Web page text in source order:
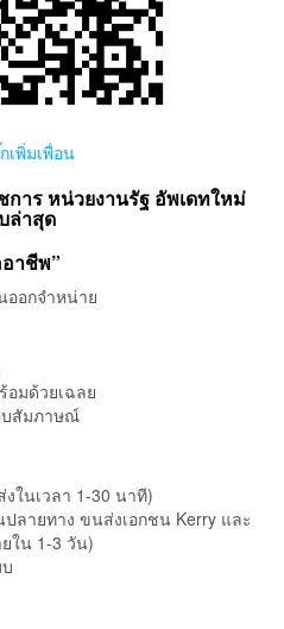
เพิ่มเพื่อน
าร หน่วยงานรัฐ อัพเดทใหม่
ล่าสุด
าชีพ”
ออกจำหน่าย
มด้วยเฉลย
บสัมภาษณ์
ในเวลา 1-30 นาที)
ลายทาง ขนส่งเอกชน Kerry และ
ใน 1-3 วัน)